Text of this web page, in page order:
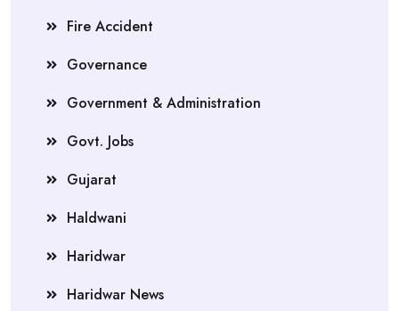
Fire Accident
Governance
Government & Administration
Govt. Jobs
Gujarat
Haldwani
Haridwar
Haridwar News